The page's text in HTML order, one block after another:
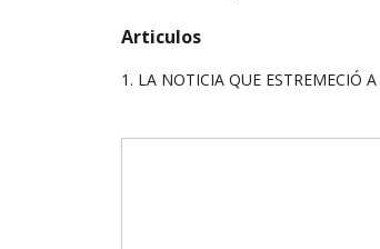
Articulos
1. LA NOTICIA QUE ESTREMECIÓ